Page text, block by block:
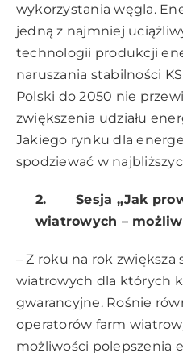
wykorzystania węgla.
jedną z najmniej
technologii produkcji
naruszania stabilności
Polski do 2050 nie
zwiększenia udziału
Jakiego rynku dla
spodziewać w
2.Sesja „Jak
wiatrowych –
– Z roku na rok zwiększa
wiatrowych dla których
gwarancyjne. Rośnie
operatorów farm
możliwości polepszenia